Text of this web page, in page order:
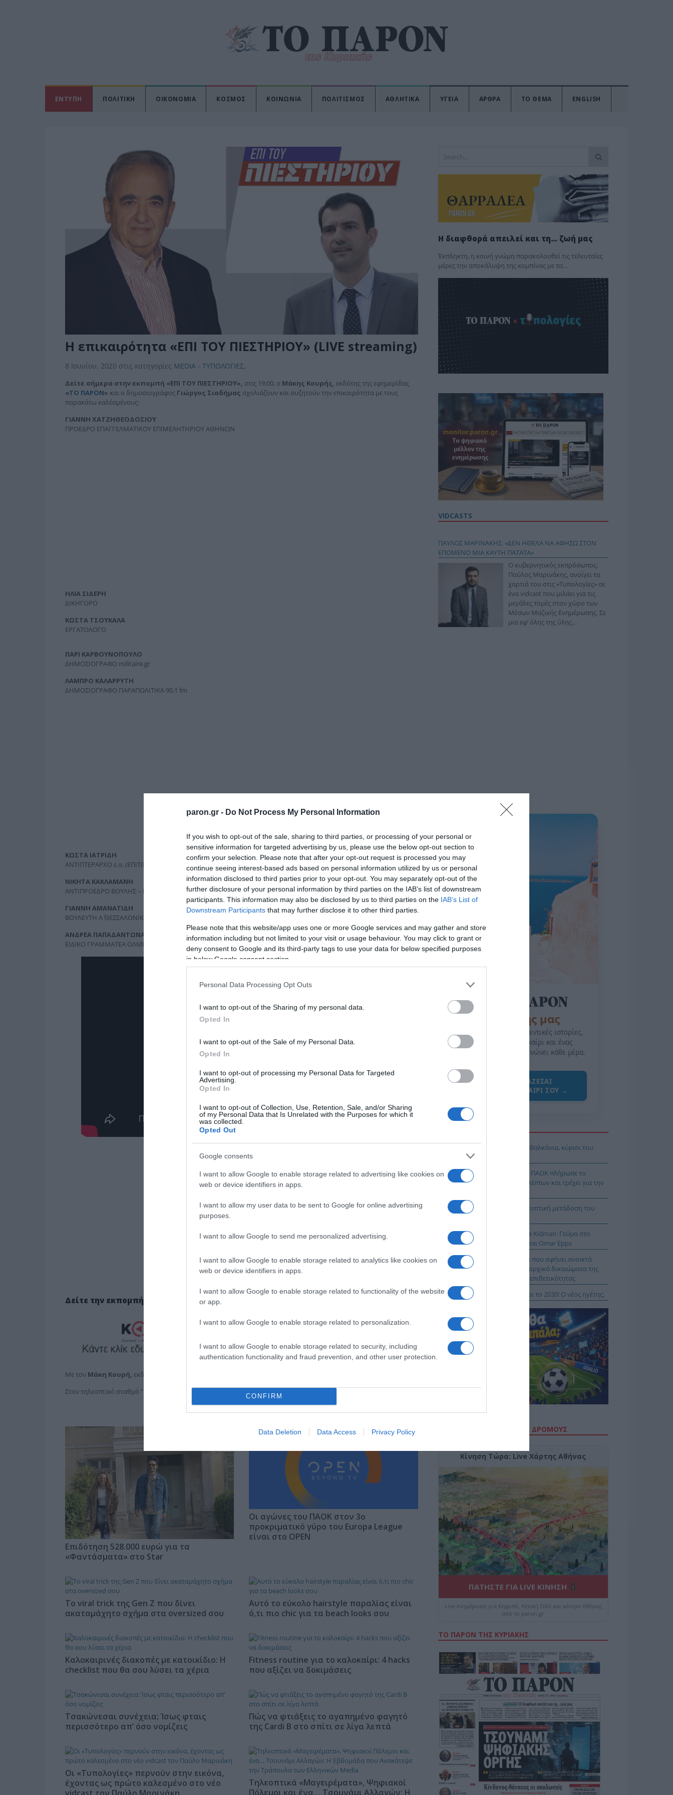
paron.gr - Do Not Process My Personal Information
If you wish to opt-out of the sale, sharing to third parties, or processing of your personal or
sensitive information for targeted advertising by us, please use the below opt-out section to
confirm your selection. Please note that after your opt-out request is processed you may
continue seeing interest-based ads based on personal information utilized by us or personal
information disclosed to third parties prior to your opt-out. You may separately opt-out of the
further disclosure of your personal information by third parties on the IAB’s list of downstream
participants. This information may also be disclosed by us to third parties on the IAB’s List of
Downstream Participants that may further disclose it to other third parties.
Please note that this website/app uses one or more Google services and may gather and store
information including but not limited to your visit or usage behaviour. You may click to grant or
deny consent to Google and its third-party tags to use your data for below specified purposes
in below Google consent section.
Personal Data Processing Opt Outs
I want to opt-out of the Sharing of my personal data.
Opted In
I want to opt-out of the Sale of my Personal Data.
Opted In
I want to opt-out of processing my Personal Data for Targeted
Advertising.
Opted In
I want to opt-out of Collection, Use, Retention, Sale, and/or Sharing
of my Personal Data that Is Unrelated with the Purposes for which it
was collected.
Opted Out
Google consents
I want to allow Google to enable storage related to advertising like cookies on
web or device identifiers in apps.
I want to allow my user data to be sent to Google for online advertising
purposes.
I want to allow Google to send me personalized advertising.
I want to allow Google to enable storage related to analytics like cookies on
web or device identifiers in apps.
I want to allow Google to enable storage related to functionality of the website
or app.
I want to allow Google to enable storage related to personalization.
I want to allow Google to enable storage related to security, including
authentication functionality and fraud prevention, and other user protection.
CONFIRM
Data Deletion Data Access Privacy Policy
ΕΝΤΥΠΗ ΠΟΛΙΤΙΚΗ ΟΙΚΟΝΟΜΙΑ ΚΟΣΜΟΣ ΚΟΙΝΩΝΙΑ ΠΟΛΙΤΙΣΜΟΣ ΑΘΛΗΤΙΚΑ ΥΓΕΙΑ ΑΡΘΡΑ ΤΟ ΘΕΜΑ ENGLISH
Η επικαιρότητα «ΕΠΙ ΤΟΥ ΠΙΕΣΤΗΡΙΟΥ» (LIVE streaming)
8 Ιουνίου, 2020 στις κατηγορίες MEDIA - ΤΥΠΟΛΟΓΙΕΣ,
Δείτε σήμερα στην εκπομπή «ΕΠΙ ΤΟΥ ΠΙΕΣΤΗΡΙΟΥ», στις 19:00, ο Μάκης Κουρής, εκδότης της εφημερίδας
«ΤΟ ΠΑΡΟΝ» και ο δημοσιογράφοςΓιώργος Σιαδήμας σχολιάζουν και συζητούν την επικαιρότητα με τους
παρακάτω καλέσμένους:
ΓΙΑΝΝΗ ΧΑΤΖΗΘΕΟΔΟΣΙΟΥ
ΠΡΟΕΔΡΟ ΕΠΑΓΓΕΛΜΑΤΙΚΟΥ ΕΠΙΜΕΛΗΤΗΡΙΟΥ ΑΘΗΝΩΝ
ΗΛΙΑ ΣΙΔΕΡΗ
ΔΙΚΗΓΟΡΟ
ΚΩΣΤΑ ΤΣΟΥΚΑΛΑ
ΕΡΓΑΤΟΛΟΓΟ
ΠΑΡΙ ΚΑΡΒΟΥΝΟΠΟΥΛΟ
ΔΗΜΟΣΙΟΓΡΑΦΟ militaire.gr
ΛΑΜΠΡΟ ΚΑΛΑΡΡΥΤΗ
ΔΗΜΟΣΙΟΓΡΑΦΟ ΠΑΡΑΠΟΛΙΤΙΚΑ 90.1 fm
ΚΩΣΤΑ ΙΑΤΡΙΔΗ
ΑΝΤΙΠΤΕΡΑΡΧΟ ε.α. (ΕΠΙΤΙΜΟ ΔΙΟΙΚΗΤΗ ΔΑΥ Διοίκηση Αεροπορικής Υποστήριξης)
ΝΙΚΗΤΑ ΚΑΚΛΑΜΑΝΗ
ΑΝΤΙΠΡΟΕΔΡΟ ΒΟΥΛΗΣ – ΒΟΥΛΕΥΤΗ Α΄ΑΘΗΝΩΝ Ν.Δ.
ΓΙΑΝΝΗ ΑΜΑΝΑΤΙΔΗ
ΒΟΥΛΕΥΤΗ Α΄ ΘΕΣΣΑΛΟΝΙΚΗΣ ΣΥΡΙΖΑ
ΑΝΔΡΕΑ ΠΑΠΑΔΑΝΤΩΝΑΚΗ
ΕΙΔΙΚΟ ΓΡΑΜΜΑΤΕΑ ΟΛΜΕ
Δείτε την εκπομπή ΕΔΩ
Με τον Μάκη Κουρή, εκδότη της εφημερίδας «
Στον τηλεοπτικό σταθμό “
” .
Επιδότηση 528.000 ευρώ για τα
«Φαντάσματα» στο Star
Οι αγώνες του ΠΑΟΚ στον 3ο
προκριματικό γύρο του Europa League
είναι στο OPEN
Το viral trick της Gen Z που δίνει
ακαταμάχητο σχήμα στα oversized σου
Αυτό το εύκολο hairstyle παραλίας είναι
ό,τι πιο chic για τα beach looks σου
Καλοκαιρινές διακοπές με κατοικίδιο: Η
checklist που θα σου λύσει τα χέρια
Fitness routine για το καλοκαίρι: 4 hacks
που αξίζει να δοκιμάσεις
Τσακώνεσαι συνέχεια; Ίσως φταις
περισσότερο απ’ όσο νομίζεις
Πώς να φτιάξεις το αγαπημένο φαγητό
της Cardi B στο σπίτι σε λίγα λεπτά
Οι «Τυπολογίες» περνούν στην εικόνα,
έχοντας ως πρώτο καλεσμένο στο νέο
Τηλεοπτικά «Μαγειρέματα», Ψηφιακοί
Πόλεμοι και ένα… Τσουνάμι Αλλαγών: Η
Η διαφθορά απειλεί και τη… ζωή μας
Έκπληκτη, η κοινή γνώμη παρακολουθεί τις τελευταίες
μέρες την αποκάλυψη της κο­μπίνας με τα…
VIDCASTS
ΠΑΥΛΟΣ ΜΑΡΙΝΑΚΗΣ: «ΔΕΝ ΗΘΕΛΑ ΝΑ ΑΦΗΣΩ ΣΤΟΝ
ΕΠΟΜΕΝΟ ΜΙΑ ΚΑΥΤΗ ΠΑΤΑΤΑ»
Ο κυβερνητικός εκπρόσωπος,
Παύλος Μαρινάκης, ανοίγει τα
χαρτιά του στις «Τυπολογίες» σε
ένα vidcast που μιλάει για τις
μεγάλες τομές στον χώρο των
Μέσων Μαζικής Ενημέρωσης. Σε
μια εφ’ όλης της ύλης
της Ζωής μας
Οι άνθρωποι, οι αυθεντικές ιστορίες,
το ελληνικό καλοκαίρι και ένας
πολιτισμός που μας ενώνει κάθε μέρα.
ΌΣΑ ΧΡΕΙΆΖΕΣΑΙ
ΓΙΑ ΤΟ ΚΑΛΟΚΑΊΡΙ ΣΟΥ →
Ορθόδοξοι υπάρχουν και στα Βαλκάνια, κύριοι του
Ψυχρολουσία στην Τούμπα: Ο ΠΑΟΚ πλήρωσε το
«μπλακ άουτ» των 17 δευτερολέπτων και τρέχει για την
ΠΑΟΚ – Άντερλεχτ LIVE: Η τηλεοπτική μετάδοση του
Στη Μύκονο βρίσκεται η Nicole Kidman: Γεύμα στο
Nammos μαζί με Zoe Saldaña και Omar Epps
Ρένα Δούρου: Θολή συμφωνία που αφήνει ανοικτά
ερωτήματα σχετικά με τα κυριαρχικά δικαιώματα της
Ελλάδας έναντι της τουρκικής επιθετικότητας
Ο Μιλάν Βιτάλις στην ΑΕΚ μέχρι το 2030! Ο νέος ηγέτης;
ΔΕΙΤΕ ΤΗΝ ΚΙΝΗΣΗ ΣΤΟΥΣ ΔΡΌΜΟΥΣ
Κίνηση Τώρα: Live Χάρτης Αθήνας
ΠΑΤΗΣΤΕ ΓΙΑ LIVE ΚΙΝΗΣΗ
Live ενημέρωση για Κηφισό, Αττική Οδό και κέντρο Αθήνας
από το paron.gr
ΤΟ ΠΑΡΟΝ ΤΗΣ ΚΥΡΙΑΚΗΣ